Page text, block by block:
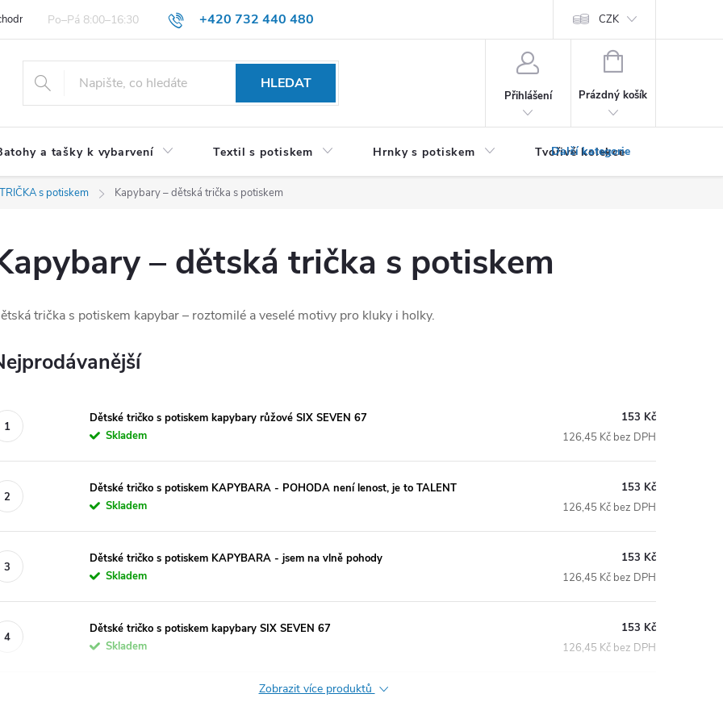
+420 732 440 480
podmínky pro spotřebitele VŠEOBECNÉ OBCHODNÍ PODMÍNKY PRO PODNIKATELE (B2B) Podmínky ochrany osobních údajů
CZK
HLEDAT
Přihlášení
NÁKUPNÍ
Prázdný košík
a tašky k vybarvení Textil s potiskem Hrnky s potiskem Tvořivé kolekce
s potiskem Kapybary – dětská trička s potiskem
– dětská trička s potiskem
trička s potiskem kapybar – roztomilé a veselé motivy pro kluky i holky.
Dětské tričko s potiskem kapybary růžové SIX SEVEN 67
Skladem
153 Kč
126,45 Kč bez DPH
Dětské tričko s potiskem KAPYBARA - POHODA není lenost, je to TALENT
Skladem
153 Kč
126,45 Kč bez DPH
Dětské tričko s potiskem KAPYBARA - jsem na vlně pohody
Skladem
153 Kč
126,45 Kč bez DPH
Dětské tričko s potiskem kapybary SIX SEVEN 67
Skladem
153 Kč
126,45 Kč bez DPH
Zobrazit více produktů